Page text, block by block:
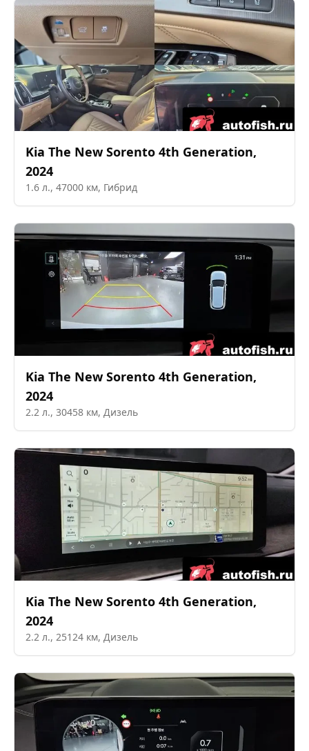
Kia The New Sorento 4th Generation,
2024
1.6 л., 47000 км, Гибрид
Kia The New Sorento 4th Generation,
2024
2.2 л., 30458 км, Дизель
Kia The New Sorento 4th Generation,
2024
2.2 л., 25124 км, Дизель